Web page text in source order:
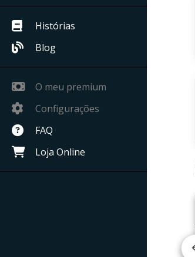
Histórias
Blog
O meu premium
Configurações
FAQ
Loja Online